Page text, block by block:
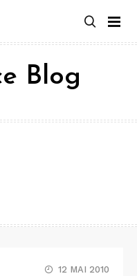
Blog
12 MAI 2010